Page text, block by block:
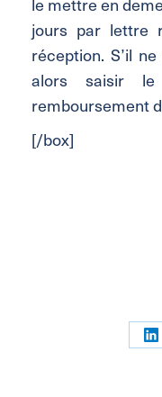
jours par lettre
réception. S’il
alors saisir
remboursement
[/box]